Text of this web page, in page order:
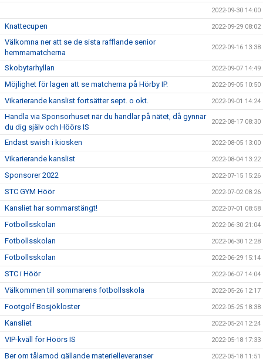
2022-09-30 14:00
Knattecupen 2022-09-29 08:02
Välkomna ner att se de sista rafflande senior
hemmamatcherna
2022-09-16 13:38
Skobytarhyllan 2022-09-07 14:49
Möjlighet för lagen att se matcherna på Hörby IP. 2022-09-05 10:50
Vikarierande kanslist fortsätter sept. o okt. 2022-09-01 14:24
Handla via Sponsorhuset när du handlar på nätet, då gynnar
du dig själv och Höörs IS
2022-08-17 08:30
Endast swish i kiosken 2022-08-05 13:00
Vikarierande kanslist 2022-08-04 13:22
Sponsorer 2022 2022-07-15 15:26
STC GYM Höör 2022-07-02 08:26
Kansliet har sommarstängt! 2022-07-01 08:58
Fotbollsskolan 2022-06-30 21:04
Fotbollsskolan 2022-06-30 12:28
Fotbollsskolan 2022-06-29 15:14
STC i Höör 2022-06-07 14:04
Välkommen till sommarens fotbollsskola 2022-05-26 12:17
Footgolf Bosjökloster 2022-05-25 18:38
Kansliet 2022-05-24 12:24
VIP-kväll för Höörs IS 2022-05-18 17:33
Ber om tålamod gällande materielleveranser 2022-05-18 11:51